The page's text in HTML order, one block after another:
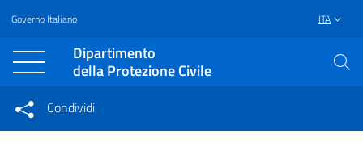
Vai al contenuto principale
Raggiungi il piè di pagina
Governo Italiano ITA
Dipartimento
della Protezione Civile
Condividi su Facebook
Condividi
Condividi sui social network